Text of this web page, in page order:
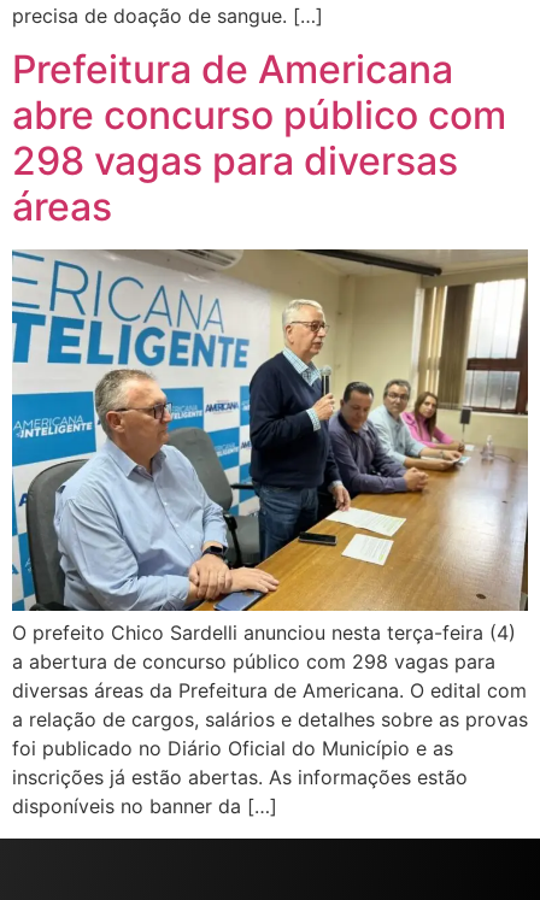
precisa de doação de sangue. […]
Prefeitura de Americana
abre concurso público com
298 vagas para diversas
áreas
O prefeito Chico Sardelli anunciou nesta terça-feira (4)
a abertura de concurso público com 298 vagas para
diversas áreas da Prefeitura de Americana. O edital com
a relação de cargos, salários e detalhes sobre as provas
foi publicado no Diário Oficial do Município e as
inscrições já estão abertas. As informações estão
disponíveis no banner da […]